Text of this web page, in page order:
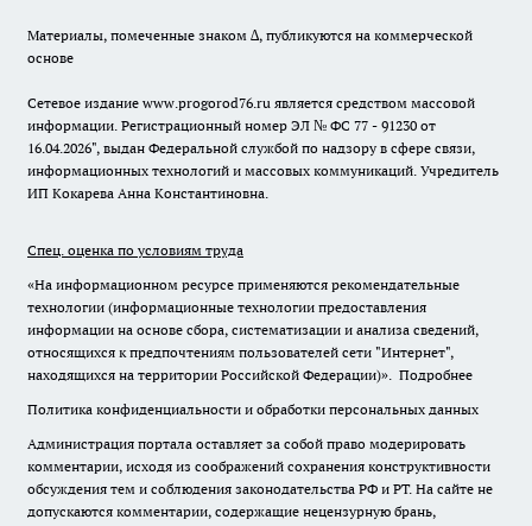
Материалы, помеченные знаком ∆, публикуются на коммерческой
основе
Сетевое издание www.progorod76.ru является средством массовой
информации. Регистрационный номер ЭЛ № ФС 77 - 91230 от
16.04.2026", выдан Федеральной службой по надзору в сфере связи,
информационных технологий и массовых коммуникаций. Учредитель
ИП Кокарева Анна Константиновна.
Спец. оценка по условиям труда
«На информационном ресурсе применяются рекомендательные
технологии (информационные технологии предоставления
информации на основе сбора, систематизации и анализа сведений,
относящихся к предпочтениям пользователей сети "Интернет",
находящихся на территории Российской Федерации)». Подробнее
Политика конфиденциальности и обработки персональных данных
Администрация портала оставляет за собой право модерировать
комментарии, исходя из соображений сохранения конструктивности
обсуждения тем и соблюдения законодательства РФ и РТ. На сайте не
допускаются комментарии, содержащие нецензурную брань,